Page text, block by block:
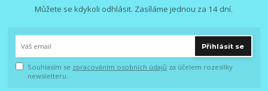
Můžete se kdykoli odhlásit. Zasíláme jednou za 14 dní.
Přihlásit se
Souhlasím se zpracováním osobních údajů za účelem rozesílky
newsletteru.